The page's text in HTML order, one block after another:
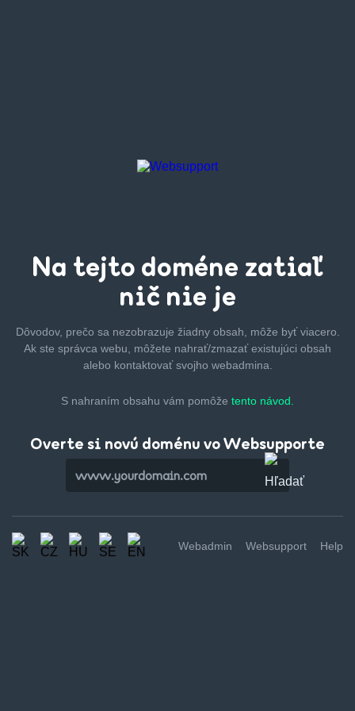
Na tejto doméne zatiaľ
nič nie je
Dôvodov, prečo sa nezobrazuje žiadny obsah, môže byťviacero.
Ak ste správca webu, môžete nahrať/zmazaťexistujúci obsah
alebo kontaktovať svojho webadmina.
S nahraním obsahu vám pomôže tento návod.
Overte si novú doménu vo Websupporte
Webadmin Websupport Help